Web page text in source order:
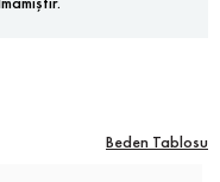
Beden Tablosu